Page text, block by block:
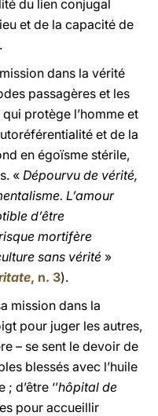
du lien conjugal
et de la capacité de
dans la vérité
passagères et les
protège l’homme et
et de la
en égoïsme stérile,
«Dépourvu de vérité,
L’amour
d’être
mortifère
sans vérité »
, n. 3).
mission dans la
pour juger les autres,
– se sent le devoir de
blessés avec l’huile
d’être ‘’hôpital de
pour accueillir